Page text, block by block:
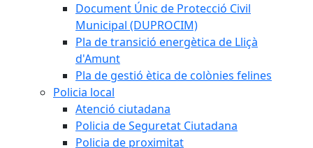
Document Únic de Protecció Civil
Municipal (DUPROCIM)
Pla de transició energètica de Lliçà
d'Amunt
Pla de gestió ètica de colònies felines
Policia local
Atenció ciutadana
Policia de Seguretat Ciutadana
Policia de proximitat